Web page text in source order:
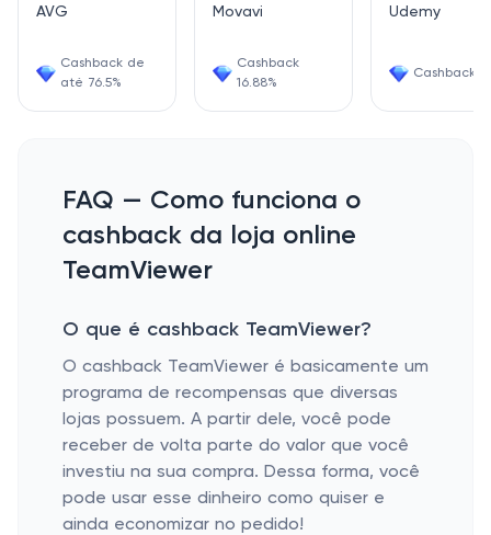
AVG
Cashback de
até 76.5%
Movavi
Cashback
16.88%
Udemy
Cashback
FAQ — Como funciona o
cashback da loja online
TeamViewer
O que é cashback TeamViewer?
O cashback TeamViewer é basicamente um
programa de recompensas que diversas
lojas possuem. A partir dele, você pode
receber de volta parte do valor que você
investiu na sua compra. Dessa forma, você
pode usar esse dinheiro como quiser e
ainda economizar no pedido!